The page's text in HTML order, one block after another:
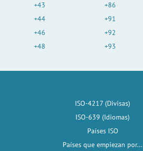
+43
+44
+46
+48
+86
+91
+92
+93
ISO-4217 (Divisas)
ISO-639 (Idiomas)
Países ISO
Países que empiezan por...